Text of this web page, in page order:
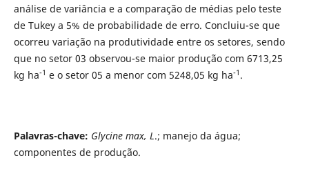
análise de variância e a comparação de médias pelo teste
de Tukey a 5% de probabilidade de erro. Concluiu-se que
ocorreu variação na produtividade entre os setores, sendo
que no setor 03 observou-se maior produção com 6713,25
kg ha-1 e o setor 05 a menor com 5248,05 kg ha-1 .
Palavras-chave: Glycine max, L.; manejo da água;
componentes de produção.